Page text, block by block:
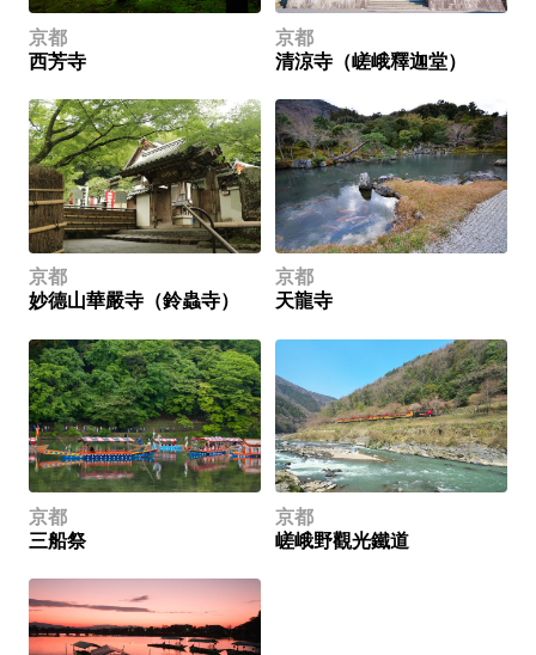
京都
西芳寺
京都
清涼寺（嵯峨釋迦堂）
京都
妙德山華嚴寺（鈴蟲寺）
京都
天龍寺
京都
三船祭
京都
嵯峨野觀光鐵道